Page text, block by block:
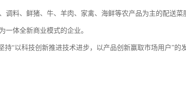
调料、鲜猪、牛、羊肉、家禽、海鲜等农产品为主的配送
一体全新商业模式的企业。
持“以科技创新推进技术进步，以产品创新赢取市场用户”的